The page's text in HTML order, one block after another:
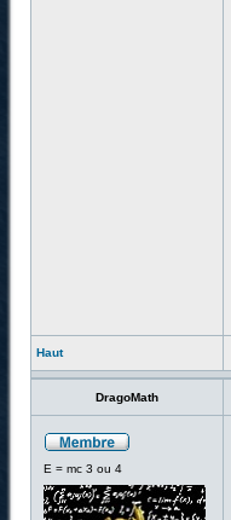
Haut
DragoMath
E = mc 3 ou 4